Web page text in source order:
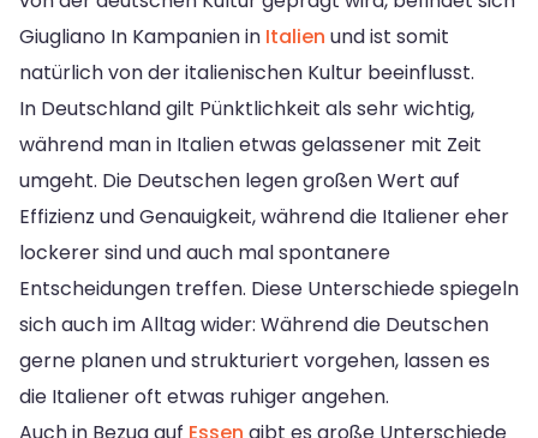
Giugliano In Kampanien in Italien und ist somit
natürlich von der italienischen Kultur beeinflusst.
In Deutschland gilt Pünktlichkeit als sehr wichtig,
während man in Italien etwas gelassener mit Zeit
umgeht. Die Deutschen legen großen Wert auf
Effizienz und Genauigkeit, während die Italiener eher
lockerer sind und auch mal spontanere
Entscheidungen treffen. Diese Unterschiede spiegeln
sich auch im Alltag wider: Während die Deutschen
gerne planen und strukturiert vorgehen, lassen es
die Italiener oft etwas ruhiger angehen.
Auch in Bezug auf Essen gibt es große Unterschiede